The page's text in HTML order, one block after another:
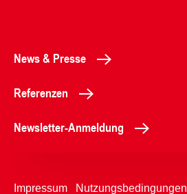
News & Presse
Referenzen
Newsletter-Anmeldung
Impressum Nutzungsbedingungen